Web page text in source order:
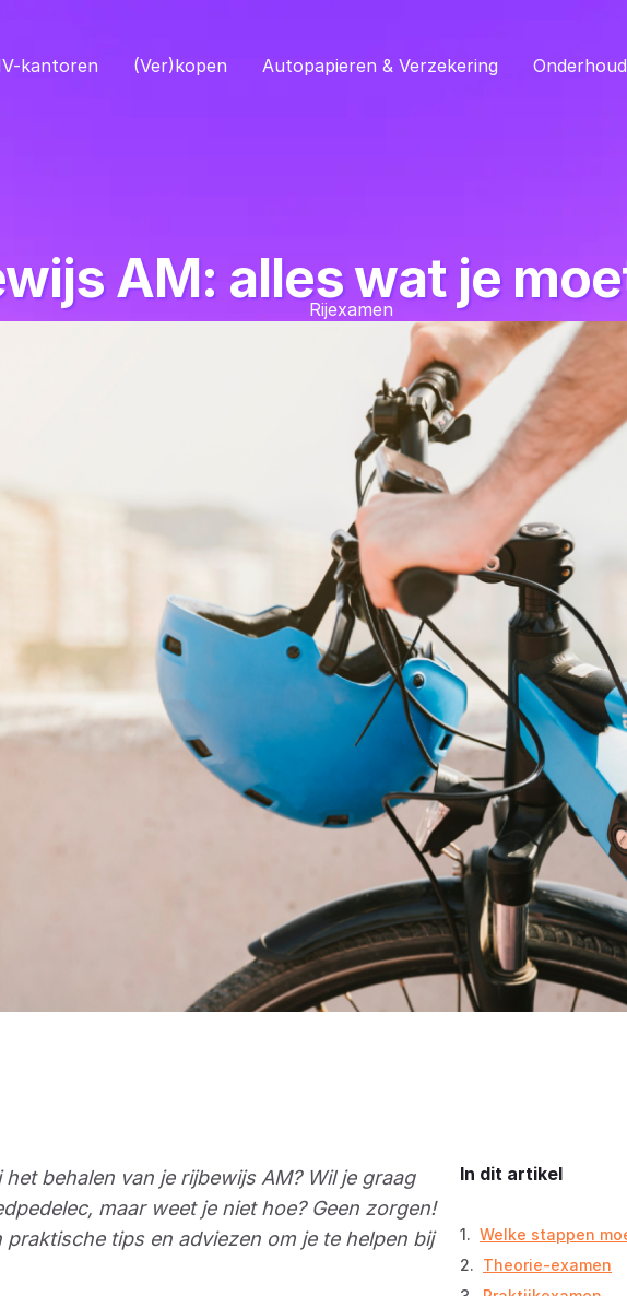
kantoren (Ver)kopen Autopapieren & Verzekering Onderhoud
AM: alles wat je
Rijexamen
behalen van je rijbewijs AM? Wil je graag
maar weet je niet hoe? Geen zorgen!
tips en adviezen om je te helpen bij
In dit artikel
Welke stappen
Theorie-examen